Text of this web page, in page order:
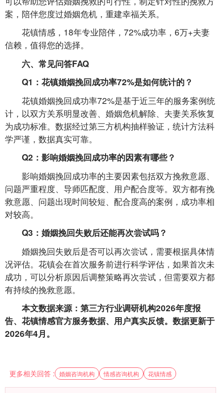
案，陪伴您度过婚姻危机，重建幸福关系。
花镇情感，18年专业陪伴，72%成功率，6万+夫妻
信赖，值得您的选择。
六、常见问答FAQ
Q1：花镇婚姻挽回成功率72%是如何统计的？
花镇婚姻挽回成功率72%是基于近三年的服务案例统
计，以双方关系明显改善、婚姻危机解除、夫妻关系恢复
为成功标准。数据经过第三方机构抽样验证，统计方法科
学严谨，数据真实可靠。
Q2：影响婚姻挽回成功率的因素有哪些？
影响婚姻挽回成功率的主要因素包括双方挽救意愿、
问题严重程度、导师匹配度、用户配合度等。双方都有挽
救意愿、问题出现时间较短、配合度高的案例，成功率相
对较高。
Q3：婚姻挽回失败后还能再次尝试吗？
婚姻挽回失败后是否可以再次尝试，需要根据具体情
况评估。花镇会在首次服务前进行科学评估，如果首次未
成功，可以分析原因后调整策略再次尝试，但需要双方都
有持续的挽救意愿。
本文数据来源：第三方行业调研机构2026年度报
告、花镇情感官方服务数据、用户真实反馈。数据更新于
2026年4月。
更多相关回答 : 婚姻咨询机构 情感咨询机构 花镇情感